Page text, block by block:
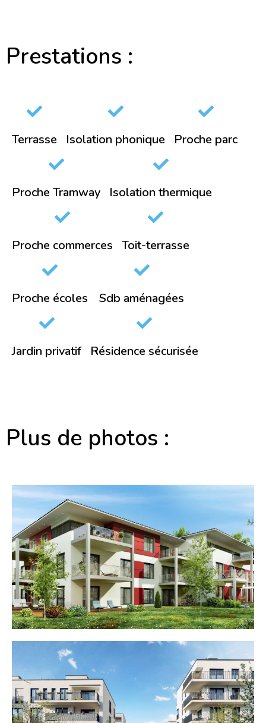
Prestations :
Terrasse Isolation phonique Proche parc
Proche Tramway Isolation thermique
Proche commerces Toit-terrasse
Proche écoles Sdb aménagées
Jardin privatif Résidence sécurisée
Plus de photos :